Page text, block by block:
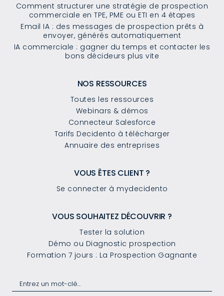
Comment structurer une stratégie de prospection
commerciale en TPE, PME ou ETI en 4 étapes
Email IA : des messages de prospection prêts à
envoyer, générés automatiquement
IA commerciale : gagner du temps et contacter les
bons décideurs plus vite
NOS RESSOURCES
Toutes les ressources
Webinars & démos
Connecteur Salesforce
Tarifs Decidento à télécharger
Annuaire des entreprises
VOUS ÊTES CLIENT ?
Se connecter à mydecidento
VOUS SOUHAITEZ DÉCOUVRIR ?
Tester la solution
Démo ou Diagnostic prospection
Formation 7 jours : La Prospection Gagnante